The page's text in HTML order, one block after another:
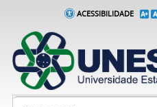
ACESSIBILIDADE
Busca